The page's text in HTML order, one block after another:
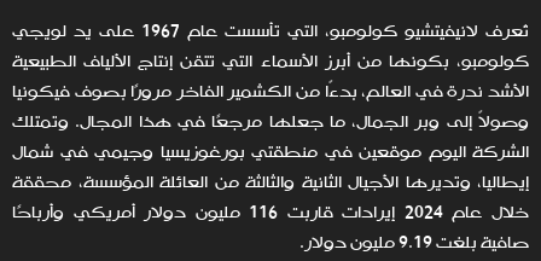
تُعرف لانيفيتشيو كولومبو، التي تأسست عام 1967 على يد لويجي
كولومبو، بكونها من أبرز الأسماء التي تتقن إنتاج الألياف الطبيعية
الأشد ندرة في العالم، بدءًا من الكشمير الفاخر مرورًا بصوف فيكونيا
وصولاً إلى وبر الجمال، ما جعلها مرجعًا في هذا المجال. وتمتلك
الشركة اليوم موقعين في منطقتي بورغوزيسيا وجيمي في شمال
إيطاليا، وتديرها الأجيال الثانية والثالثة من العائلة المؤسسة، محققة
خلال عام 2024 إيرادات قاربت 116 مليون دولار أمريكي وأرباحًا
صافية بلغت 9.19 مليون دولار.